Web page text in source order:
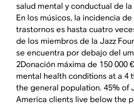
salud mental y conductual de la
En los músicos, la incidencia
trastornos es hasta cuatro
de los miembros de la Jazz
se encuentra por debajo del
2Donación máxima de 150 000
mental health conditions at a 4
the general population. 45% of
America clients live below the